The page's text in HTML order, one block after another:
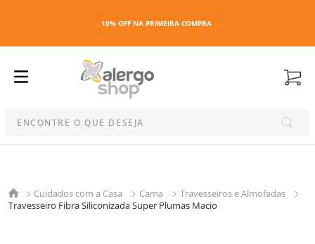
10% OFF NA PRIMEIRA COMPRA
Cuidados com a Casa Cama
Travesseiros e Almofadas
Travesseiro Fibra Siliconizada Super Plumas Macio
2º esmalte